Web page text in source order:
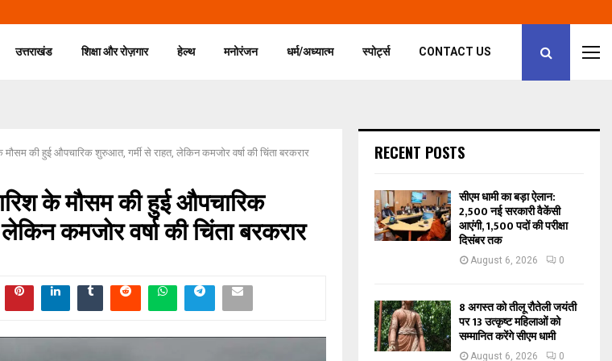
उत्तराखंड शिक्षा और रोज़गार हेल्थ मनोरंजन धर्म/अध्यात्म स्पोर्ट्स CONTACT US
की हुई औपचारिक शुरुआत, गर्मी से राहत, लेकिन कमजोर वर्षा की चिंता बरकरार
के मौसम की हुई औपचारिक
कमजोर वर्षा की चिंता बरकरार
RECENT POSTS
सीएम धामी का बड़ा ऐलान:
2,500 नई सरकारी वैकेंसी
आएंगी, 1,500 पदों की परीक्षा
दिसंबर तक
August 6, 2026 0
8 अगस्त को तीलू रौतेली जयंती
पर 13 उत्कृष्ट महिलाओं को
सम्मानित करेंगे सीएम धामी
August 6, 2026 0